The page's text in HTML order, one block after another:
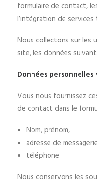
formulaire de contact,
l’intégration de services
Nous collectons sur les
site, les données
Données
Vous nous fournissez
de contact dans le
Nom, prénom,
adresse de
téléphone
Nous conservons les